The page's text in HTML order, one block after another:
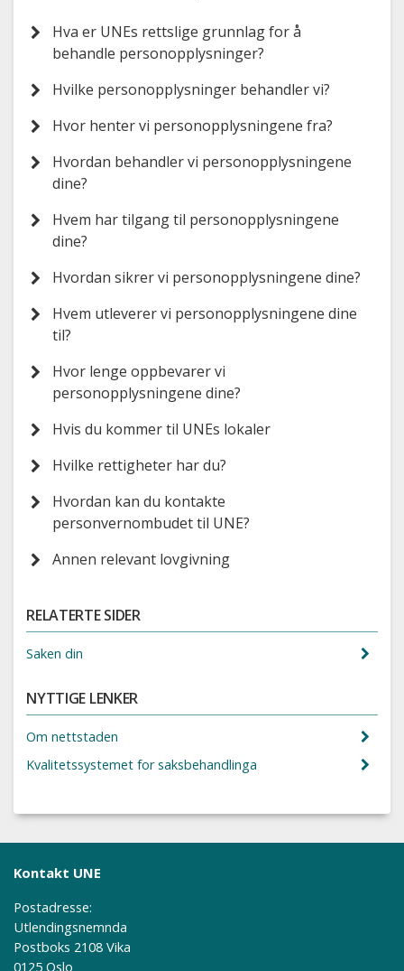
Hva er UNEs rettslige grunnlag for å
behandle personopplysninger?
Hvilke personopplysninger behandler vi?
Hvor henter vi personopplysningene fra?
Hvordan behandler vi personopplysningene
dine?
Hvem har tilgang til personopplysningene
dine?
Hvordan sikrer vi personopplysningene dine?
Hvem utleverer vi personopplysningene dine
til?
Hvor lenge oppbevarer vi
personopplysningene dine?
Hvis du kommer til UNEs lokaler
Hvilke rettigheter har du?
Hvordan kan du kontakte
personvernombudet til UNE?
Annen relevant lovgivning
RELATERTE SIDER
Saken din
NYTTIGE LENKER
Om nettstaden
Kvalitetssystemet for saksbehandlinga
Kontakt UNE
Postadresse:
Utlendingsnemnda
Postboks 2108 Vika
0125 Oslo